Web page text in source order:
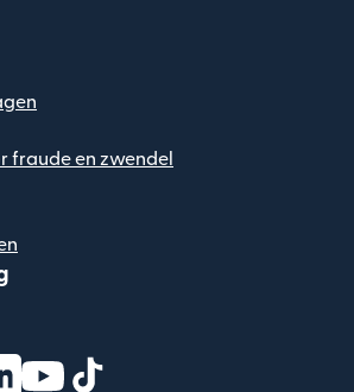
fraude en zwendel
in een nieuw venster)
in een nieuw venster)
geopend in een nieuw venster)
(wordt geopend in een nieuw venster)
(wordt geopend in een nieuw